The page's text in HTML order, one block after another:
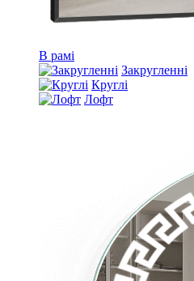
В рамі
Закругленні
Круглі
Лофт